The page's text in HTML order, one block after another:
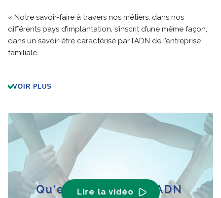
« Notre savoir-faire à travers nos métiers, dans nos
différents pays d’implantation, s’inscrit d’une même façon,
dans un savoir-être caractérisé par l’ADN de l’entreprise
familiale.
VOIR PLUS
Lire la vidéo